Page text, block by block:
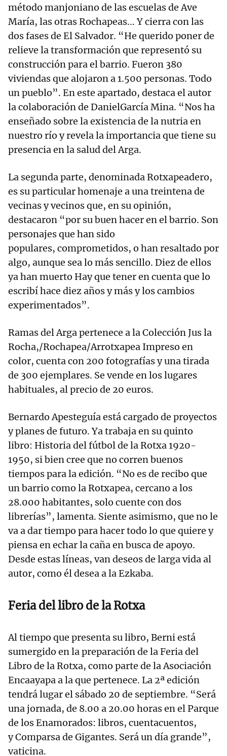
método manjoniano de las escuelas de Ave
María, las otras Rochapeas... Y cierra con las
dos fases de El Salvador. “He querido poner de
relieve la transformación que representó su
construcción para el barrio. Fueron 380
viviendas que alojaron a 1.500 personas. Todo
un pueblo”. En este apartado, destaca el autor
la colaboración de DanielGarcía Mina. “Nos ha
enseñado sobre la existencia de la nutria en
nuestro río y revela la importancia que tiene su
presencia en la salud del Arga.
La segunda parte, denominada Rotxapeadero,
es su particular homenaje a una treintena de
vecinas y vecinos que, en su opinión,
destacaron “por su buen hacer en el barrio. Son
personajes que han sido
populares, comprometidos, o han resaltado por
algo, aunque sea lo más sencillo. Diez de ellos
ya han muerto Hay que tener en cuenta que lo
escribí hace diez años y más y los cambios
experimentados”.
Ramas del Arga pertenece a la Colección Jus la
Rocha,/Rochapea/Arrotxapea Impreso en
color, cuenta con 200 fotografías y una tirada
de 300 ejemplares. Se vende en los lugares
habituales, al precio de 20 euros.
Bernardo Apesteguía está cargado de proyectos
y planes de futuro. Ya trabaja en su quinto
libro: Historia del fútbol de la Rotxa 1920-
1950, si bien cree que no corren buenos
tiempos para la edición. “No es de recibo que
un barrio como la Rotxapea, cercano a los
28.000 habitantes, solo cuente con dos
librerías”, lamenta. Siente asimismo, que no le
va a dar tiempo para hacer todo lo que quiere y
piensa en echar la caña en busca de apoyo.
Desde estas líneas, van deseos de larga vida al
autor, como él desea a la Ezkaba.
Feria del libro de la Rotxa
Al tiempo que presenta su libro, Berni está
sumergido en la preparación de la Feria del
Libro de la Rotxa, como parte de la Asociación
Encaayapa a la que pertenece. La 2ª edición
tendrá lugar el sábado 20 de septiembre. “Será
una jornada, de 8.00 a 20.00 horas en el Parque
de los Enamorados: libros, cuentacuentos,
y Comparsa de Gigantes. Será un día grande”,
vaticina.